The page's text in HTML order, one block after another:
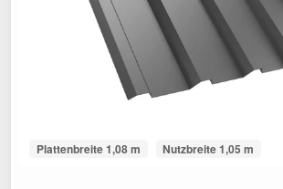
Plattenbreite 1,08 m Nutzbreite 1,05 m